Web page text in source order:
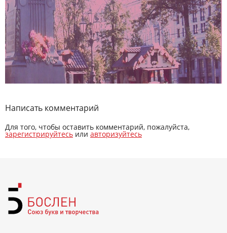
Написать комментарий
Для того, чтобы оставить комментарий, пожалуйста,
зарегистрируйтесь или авторизуйтесь